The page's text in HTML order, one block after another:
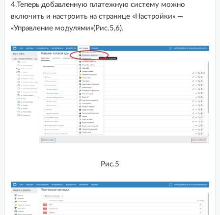
Документация API
Возможности и примеры
Личный кабинет
Онлайн касса 54-ФЗ
4.Теперь добавленную платежную систему можно
включить и настроить на странице «Настройки» —
«Управление модулями»(Рис.5,6).
Рис.5